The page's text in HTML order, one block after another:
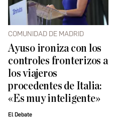
COMUNIDAD DE MADRID
Ayuso ironiza con los
controles fronterizos a
los viajeros
procedentes de Italia:
«Es muy inteligente»
El Debate